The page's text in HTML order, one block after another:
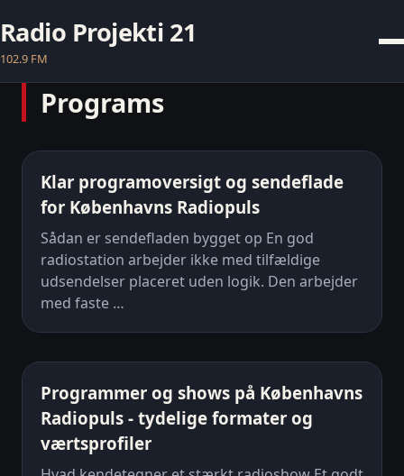
Radio Projekti 21
102.9 FM
Programs
Klar programoversigt og sendeflade
for Københavns Radiopuls
Sådan er sendefladen bygget op En god
radiostation arbejder ikke med tilfældige
udsendelser placeret uden logik. Den arbejder
med faste …
Programmer og shows på Københavns
Radiopuls - tydelige formater og
værtsprofiler